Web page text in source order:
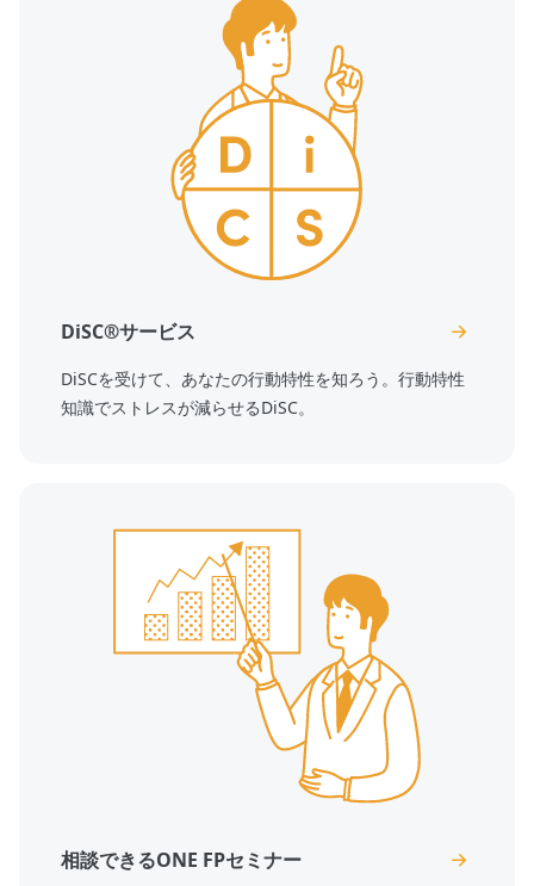
DiSC®サービス
DiSCを受けて、あなたの行動特性を知ろう。行動特性
知識でストレスが減らせるDiSC。
相談できるONE FPセミナー